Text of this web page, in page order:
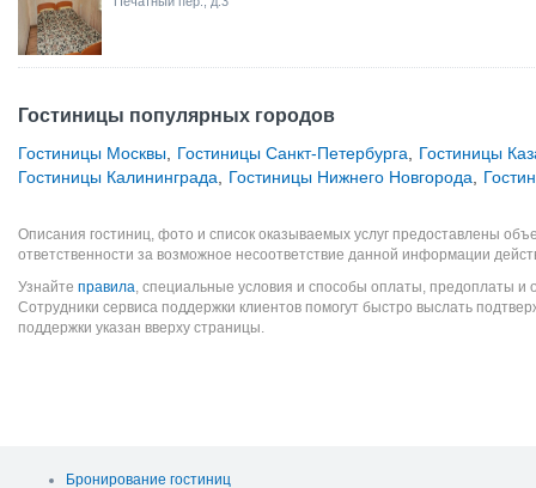
Гостиницы популярных городов
Гостиницы Москвы Гостиницы Санкт-Петербурга
Гостиницы
Гостиницы Калининграда
Гостиницы Нижнего Новгорода
Описания гостиниц, фото и список оказываемых услуг предоставлены
ответственности за возможное несоответствие данной информации
Узнайте правила, специальные условия и способы оплаты, предоплаты и
Сотрудники сервиса поддержки клиентов помогут быстро выслать
поддержки указан вверху страницы.
Бронирование гостиниц